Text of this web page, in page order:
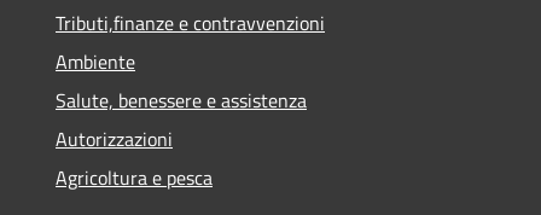
Tributi,finanze e contravvenzioni
Ambiente
Salute, benessere e assistenza
Autorizzazioni
Agricoltura e pesca